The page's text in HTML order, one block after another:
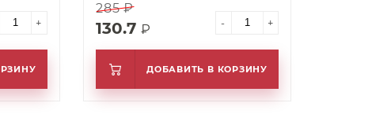
+
285 ₽
130.7 ₽ - +
ДОБАВИТЬ В КОРЗИНУ